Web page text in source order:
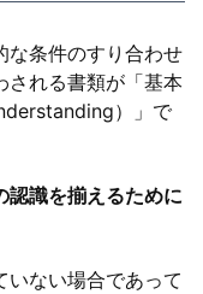
な条件のすり合わせ
される書類が「基本
）」で
認識を揃えるために
いない場合であって